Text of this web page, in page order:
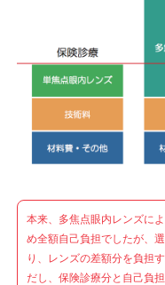
本来、多焦点眼内レンズに
め全額自己負担でしたが、
り、レンズの差額分を負担
だし、保険診療分と自己負